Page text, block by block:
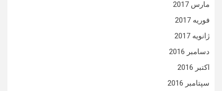
مارس 2017
فوریه 2017
ژانویه 2017
دسامبر 2016
اکتبر 2016
سپتامبر 2016